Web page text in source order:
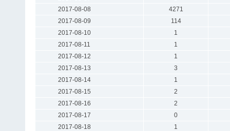
2017-08-08
4271
2017-08-09
114
2017-08-10
1
2017-08-11
1
2017-08-12
1
2017-08-13
3
2017-08-14
1
2017-08-15
2
2017-08-16
2
2017-08-17
0
2017-08-18
1